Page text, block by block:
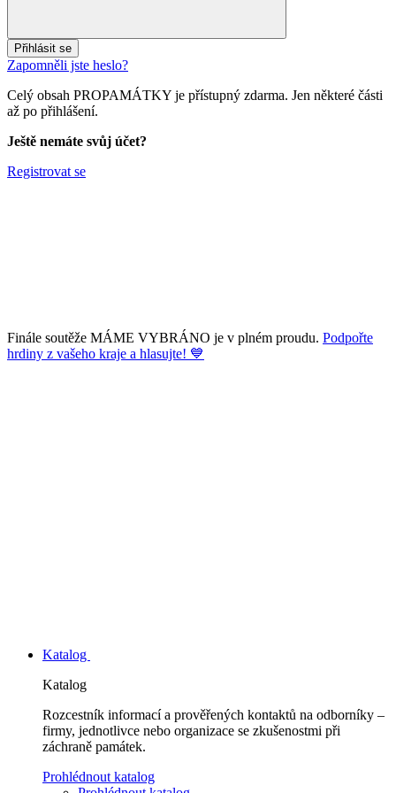
Přihlásit se
Zapomněli jste heslo?
Celý obsah PROPAMÁTKY je přístupný zdarma. Jen některé části
až po přihlášení.
Ještě nemáte svůj účet?
Registrovat se
Finále soutěže MÁME VYBRÁNO je v plném proudu. Podpořte
hrdiny z vašeho kraje a hlasujte! 💙
Katalog
Katalog
Rozcestník informací a prověřených kontaktů na odborníky –
firmy, jednotlivce nebo organizace se zkušenostmi při
záchraně památek.
Prohlédnout katalog